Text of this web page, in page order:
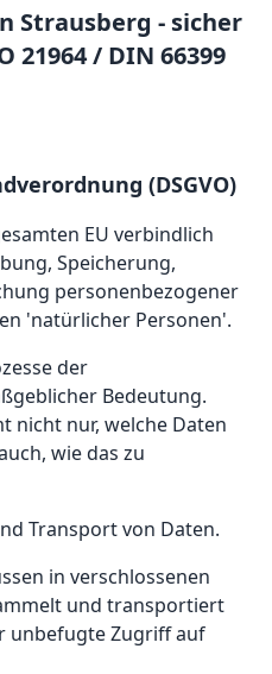
Strausberg - sicher
21964 / DIN 66399
(DSGVO)
EU verbindlich
Speicherung,
personenbezogener
'natürlicher Personen'.
der
Bedeutung.
nicht nur, welche Daten
wie das zu
Transport von Daten.
in verschlossenen
und transportiert
unbefugte Zugriff auf